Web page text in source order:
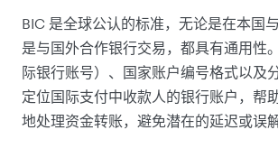
BIC 是全球公认的标准，无论是在本国
是与国外合作银行交易，都具有通用性
际银行账号）、国家账户编号格式以及
定位国际支付中收款人的银行账户，帮
地处理资金转账，避免潜在的延迟或误解